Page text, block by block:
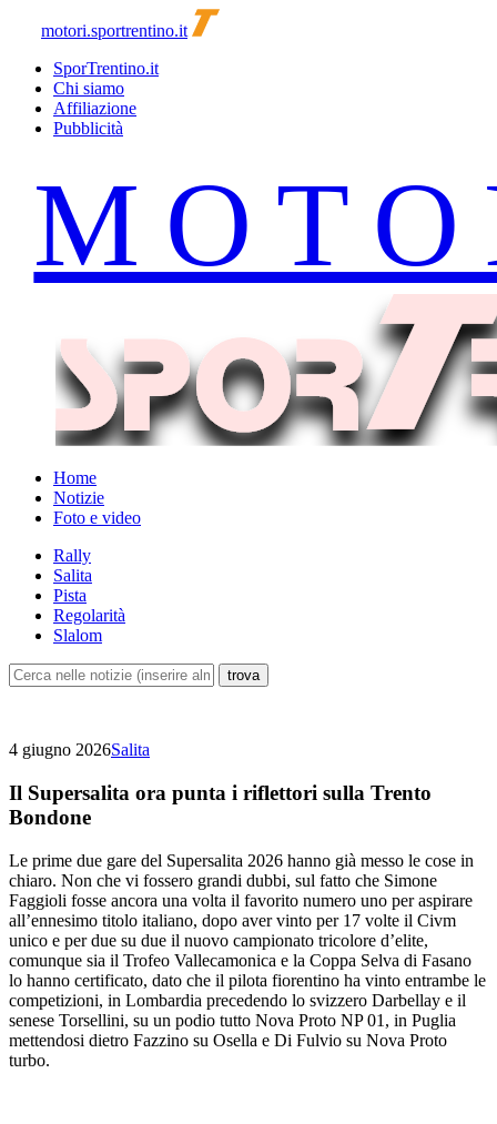
motori.sportrentino.it
SporTrentino.it
Chi siamo
Affiliazione
Pubblicità
Home
Notizie
Foto e video
Rally
Salita
Pista
Regolarità
Slalom
4 giugno 2026Salita
Il Supersalita ora punta i riflettori sulla Trento
Bondone
Le prime due gare del Supersalita 2026 hanno già messo le cose in
chiaro. Non che vi fossero grandi dubbi, sul fatto che Simone
Faggioli fosse ancora una volta il favorito numero uno per aspirare
all’ennesimo titolo italiano, dopo aver vinto per 17 volte il Civm
unico e per due su due il nuovo campionato tricolore d’elite,
comunque sia il Trofeo Vallecamonica e la Coppa Selva di Fasano
lo hanno certificato, dato che il pilota fiorentino ha vinto entrambe le
competizioni, in Lombardia precedendo lo svizzero Darbellay e il
senese Torsellini, su un podio tutto Nova Proto NP 01, in Puglia
mettendosi dietro Fazzino su Osella e Di Fulvio su Nova Proto
turbo.